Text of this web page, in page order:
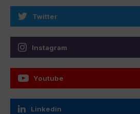
Twitter
Instagram
Youtube
Linkedin